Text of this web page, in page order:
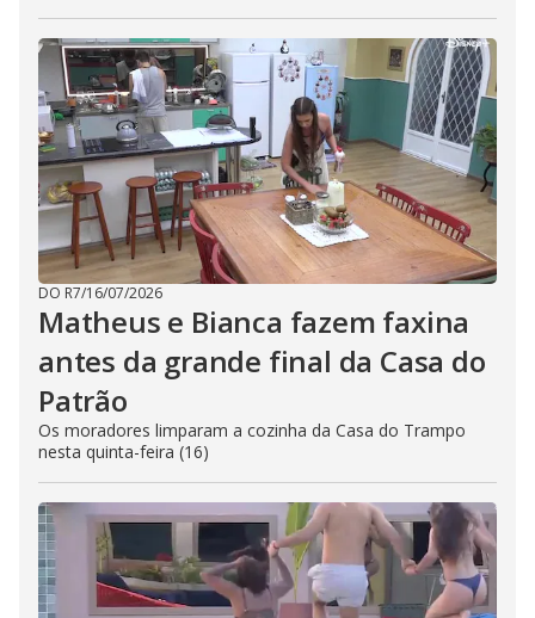
DO R7/16/07/2026
Matheus e Bianca fazem faxina
antes da grande final da Casa do
Patrão
Os moradores limparam a cozinha da Casa do Trampo
nesta quinta-feira (16)